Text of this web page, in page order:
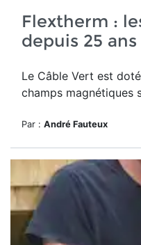
Flextherm :
depuis 25 ans
Le Câble Vert est
champs magnétiques
Par : André Fauteux